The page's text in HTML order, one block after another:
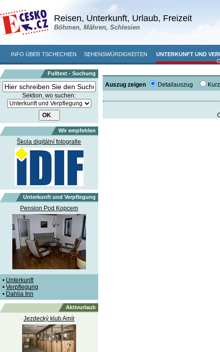
Reisen, Unterkunft, Urlaub, Freizeit
Böhmen, Mähren, Schlesien
INFO ÜBER TSCHECHIEN SEHENSWÜRDIGKEITEN
UNTERKUNFT UND
Fulltext - Suchung
Sektion, wo suchen:
Wir empfehlen
Škola digitální fotografie
Unterkunft und Verpflegung
Pension Pod Kopcem
• Unterkunft
• Verpflegung
• Dahlia Inn
Aktivurlaub
Jezdecký klub Amír
Auszug zeigen Detailauszug